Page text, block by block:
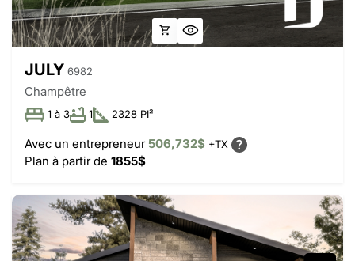
JULY 6982
Champêtre
1 à 3 1 2328 PI²
Avec un entrepreneur506,732$ +TX
Plan à partir de 1855$